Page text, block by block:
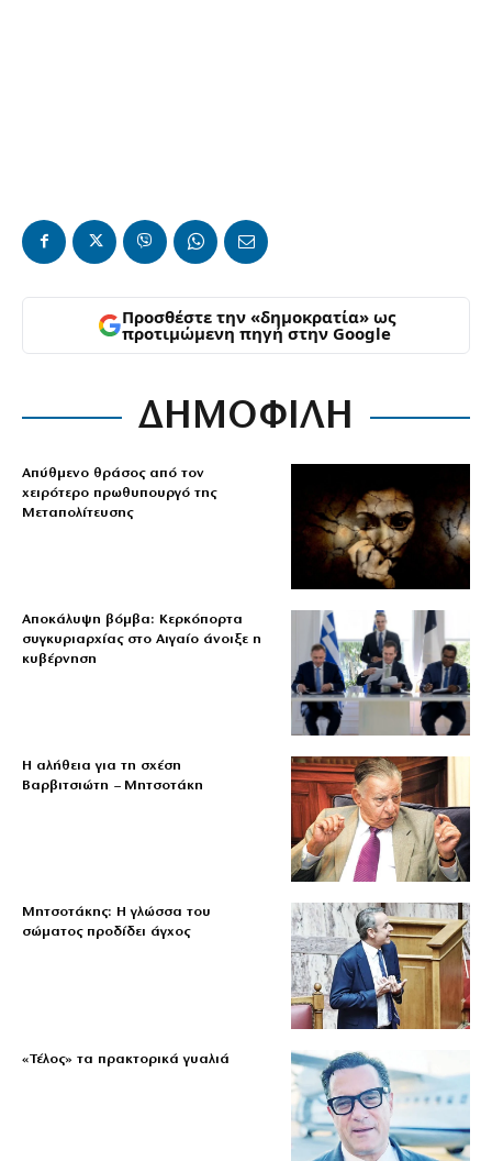
Προσθέστε την «δημοκρατία» ως
προτιμώμενη πηγή στην Google
ΔΗΜΟΦΙΛΗ
Απύθμενο θράσος από τον
χειρότερο πρωθυπουργό της
Μεταπολίτευσης
Αποκάλυψη βόμβα: Κερκόπορτα
συγκυριαρχίας στο Αιγαίο άνοιξε η
κυβέρνηση
Η αλήθεια για τη σχέση
Βαρβιτσιώτη – Μητσοτάκη
Μητσοτάκης: Η γλώσσα του
σώματος προδίδει άγχος
«Τέλος» τα πρακτορικά γυαλιά